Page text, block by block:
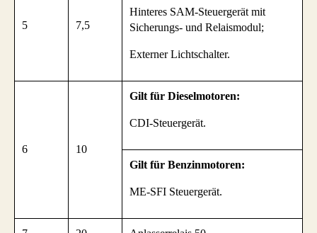
5 7,5
Hinteres SAM-Steuergerät mit
Sicherungs- und Relaismodul;
Externer Lichtschalter.
6 10
Gilt für Dieselmotoren:
CDI-Steuergerät.
Gilt für Benzinmotoren:
ME-SFI Steuergerät.